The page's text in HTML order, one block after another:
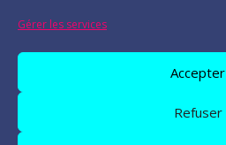
Gérer les services
Accepter
Refuser
Mentions légales